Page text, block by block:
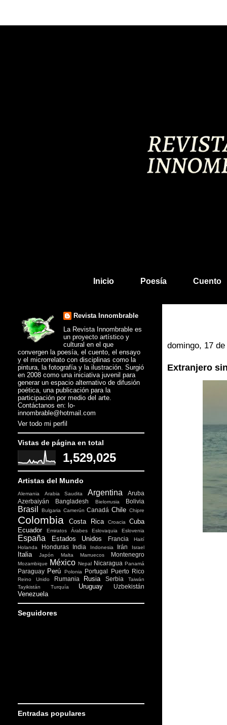
Inicio Poesía Cuento
domingo, 17
Extranjero
Revista Innombrable
La Revista Innombrable es
un proyecto artístico y
cultural en el que
convergen la poesía, el cuento, el ensayo
y el microrrelato con disciplinas como la
pintura, la fotografía y la ilustración. Surgió
en 2008 como una iniciativa juvenil para
generar un espacio alternativo de difusión
poética, una publicación para la
participación por medio del arte.
Contáctanos en: lo-
innombrable@hotmail.com
Ver todo mi perfil
Vistas de página en total
1,529,025
Artistas del Mundo
Alemania Arabia Saudita Argentina
Aruba
Azerbaiyán
Bangladesh Bielorrusia Bolivia
Brasil Bulgaria Camerún Canadá Chile Chipre
Colombia Costa Rica Croacia
Cuba
Ecuador
Emiratos Árabes Eslovaquia Eslovenia
España Estados Unidos Francia
Haití
Holanda
Honduras India Indonesia Irán Israel
Italia Japón Malta Marruecos Montenegro
Mozambique México Nepal Nicaragua Panamá
Paraguay Perú Polonia Portugal Puerto Rico
Reino Unido Rumania Rusia Serbia
Taiwán
Tayikistán
Turquía Uruguay Uzbekistán
Venezuela
Seguidores
Entradas populares